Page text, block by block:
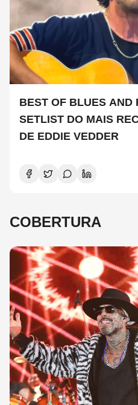
BEST OF BLUES AND
SETLIST DO MAIS
DE EDDIE VEDDER
COBERTURA